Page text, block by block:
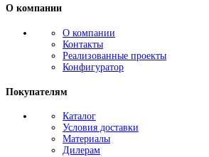
О компании
О компании
Контакты
Реализованные проекты
Конфигуратор
Покупателям
Каталог
Условия доставки
Материалы
Дилерам